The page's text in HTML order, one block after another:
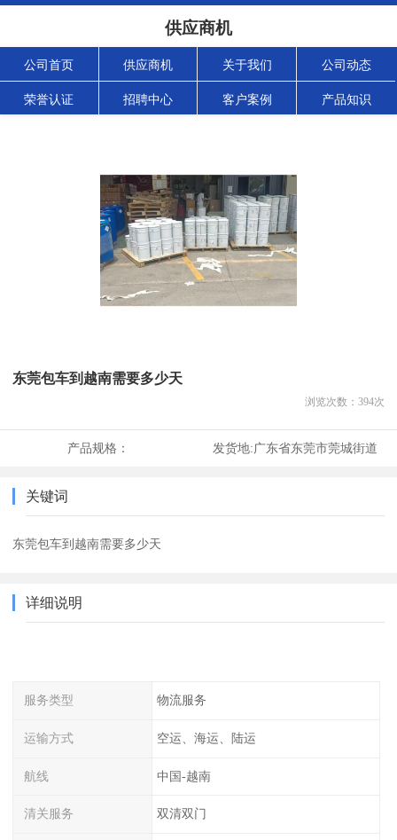
供应商机
公司首页 供应商机 关于我们 公司动态
荣誉认证 招聘中心 客户案例 产品知识
东莞包车到越南需要多少天
浏览次数： 394次
产品规格： 发货地:广东省东莞市莞城街道
关键词
东莞包车到越南需要多少天
详细说明
服务类型 物流服务
运输方式 空运、海运、陆运
航线 中国-越南
清关服务 双清双门